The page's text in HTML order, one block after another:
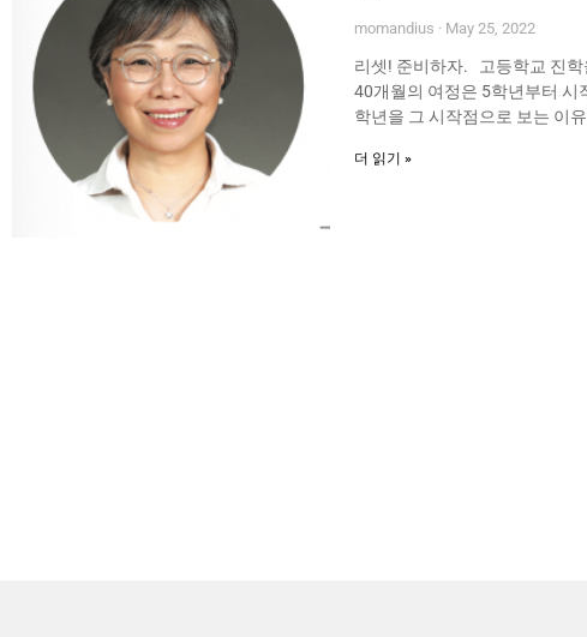
momandius May 25, 2022
리셋! 준비하자. 고등학교 진학
40개월의 여정은 5학년부터 시
학년을 그 시작점으로 보는 이
더 읽기 »